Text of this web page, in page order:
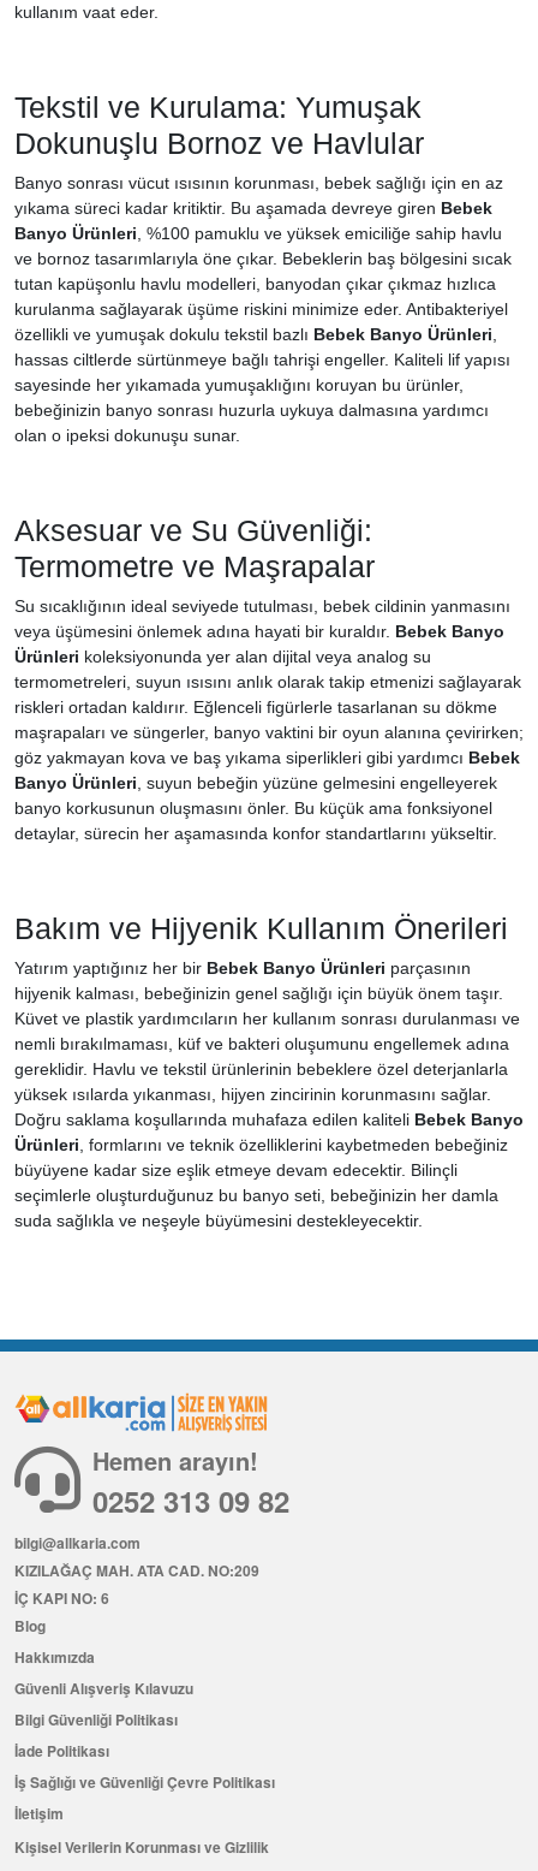
kullanım vaat eder.
Tekstil ve Kurulama: Yumuşak
Dokunuşlu Bornoz ve Havlular
Banyo sonrası vücut ısısının korunması, bebek sağlığı için en az
yıkama süreci kadar kritiktir. Bu aşamada devreye giren Bebek
Banyo Ürünleri , %100 pamuklu ve yüksek emiciliğe sahip havlu
ve bornoz tasarımlarıyla öne çıkar. Bebeklerin baş bölgesini sıcak
tutan kapüşonlu havlu modelleri, banyodan çıkar çıkmaz hızlıca
kurulanma sağlayarak üşüme riskini minimize eder. Antibakteriyel
özellikli ve yumuşak dokulu tekstil bazlı Bebek Banyo Ürünleri
hassas ciltlerde sürtünmeye bağlı tahrişi engeller. Kaliteli lif yapısı
sayesinde her yıkamada yumuşaklığını koruyan bu ürünler,
bebeğinizin banyo sonrası huzurla uykuya dalmasına yardımcı
olan o ipeksi dokunuşu sunar.
Aksesuar ve Su Güvenliği:
Termometre ve Maşrapalar
Su sıcaklığının ideal seviyede tutulması, bebek cildinin yanmasını
veya üşümesini önlemek adına hayati bir kuraldır. Bebek Banyo
Ürünleri koleksiyonunda yer alan dijital veya analog su
termometreleri, suyun ısısını anlık olarak takip etmenizi sağlayarak
riskleri ortadan kaldırır. Eğlenceli figürlerle tasarlanan su dökme
maşrapaları ve süngerler, banyo vaktini bir oyun alanına çevirirken;
göz yakmayan kova ve baş yıkama siperlikleri gibi yardımcı Bebek
Banyo Ürünleri , suyun bebeğin yüzüne gelmesini engelleyerek
banyo korkusunun oluşmasını önler. Bu küçük ama fonksiyonel
detaylar, sürecin her aşamasında konfor standartlarını yükseltir.
Bakım ve Hijyenik Kullanım Önerileri
Yatırım yaptığınız her bir Bebek Banyo Ürünleri parçasının
hijyenik kalması, bebeğinizin genel sağlığı için büyük önem taşır.
Küvet ve plastik yardımcıların her kullanım sonrası durulanması ve
nemli bırakılmaması, küf ve bakteri oluşumunu engellemek adına
gereklidir. Havlu ve tekstil ürünlerinin bebeklere özel deterjanlarla
yüksek ısılarda yıkanması, hijyen zincirinin korunmasını sağlar.
Doğru saklama koşullarında muhafaza edilen kaliteli Bebek Banyo
Ürünleri , formlarını ve teknik özelliklerini kaybetmeden bebeğiniz
büyüyene kadar size eşlik etmeye devam edecektir. Bilinçli
seçimlerle oluşturduğunuz bu banyo seti, bebeğinizin her damla
suda sağlıkla ve neşeyle büyümesini destekleyecektir.
Hemen arayın!
0252 313 09 82
bilgi@allkaria.com
KIZILAĞAÇ MAH. ATA CAD. NO:209
İÇ KAPI NO: 6
Blog
Hakkımızda
Güvenli Alışveriş Kılavuzu
Bilgi Güvenliği Politikası
İade Politikası
İş Sağlığı ve Güvenliği Çevre Politikası
İletişim
Kişisel Verilerin Korunması ve Gizlilik